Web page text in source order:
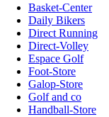
Basket-Center
Daily Bikers
Direct Running
Direct-Volley
Espace Golf
Foot-Store
Galop-Store
Golf and co
Handball-Store